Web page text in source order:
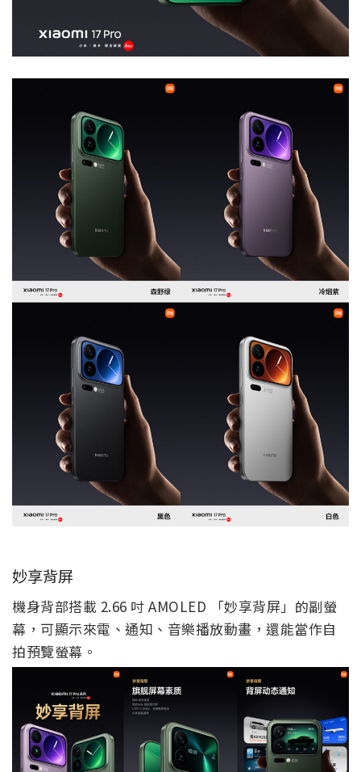
妙享背屏
機身背部搭載 2.66 吋 AMOLED 「妙享背屏」的副螢
幕，可顯示來電、通知、音樂播放動畫，還能當作自
拍預覽螢幕。